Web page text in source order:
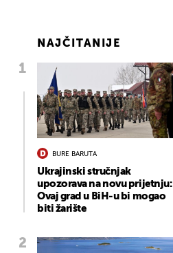
NAJČITANIJE
BURE BARUTA
Ukrajinski stručnjak
upozorava na novu prijetnju:
Ovaj grad u BiH-u bi mogao
biti žarište